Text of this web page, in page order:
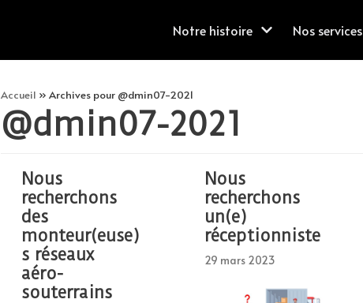
Notre histoire Nos services
Accueil » Archives pour @dmin07-2021
@dmin07-2021
Nous
recherchons
des
monteur(euse)
s réseaux
aéro-
souterrains
Nous
recherchons
un(e)
réceptionniste
29 mars 2023